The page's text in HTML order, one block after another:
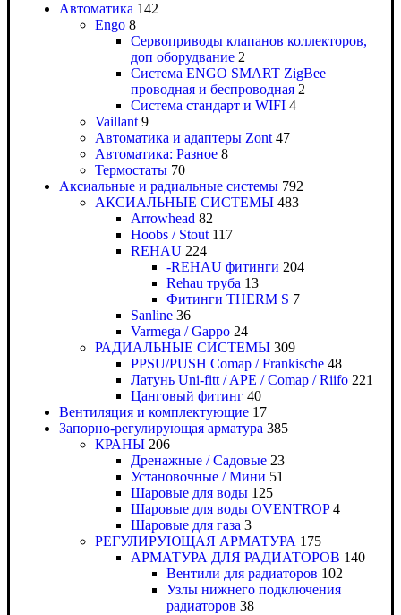
Автоматика 142
Engo 8
Сервоприводы клапанов коллекторов,
доп оборудвание 2
Система ENGO SMART ZigBee
проводная и беспроводная 2
Система стандарт и WIFI 4
Vaillant 9
Автоматика и адаптеры Zont 47
Автоматика: Разное 8
Термостаты 70
Аксиальные и радиальные системы 792
АКСИАЛЬНЫЕ СИСТЕМЫ 483
Arrowhead 82
Hoobs / Stout 117
REHAU 224
-REHAU фитинги 204
Rehau труба 13
Фитинги THERM S 7
Sanline 36
Varmega / Gappo 24
РАДИАЛЬНЫЕ СИСТЕМЫ 309
PPSU/PUSH Comap / Frankische 48
Латунь Uni-fitt / APE / Comap / Riifo 221
Цанговый фитинг 40
Вентиляция и комплектующие 17
Запорно-регулирующая арматура 385
КРАНЫ 206
Дренажные / Садовые 23
Установочные / Мини 51
Шаровые для воды 125
Шаровые для воды OVENTROP 4
Шаровые для газа 3
РЕГУЛИРУЮЩАЯ АРМАТУРА 175
АРМАТУРА ДЛЯ РАДИАТОРОВ 140
Вентили для радиаторов 102
Узлы нижнего подключения
радиаторов 38